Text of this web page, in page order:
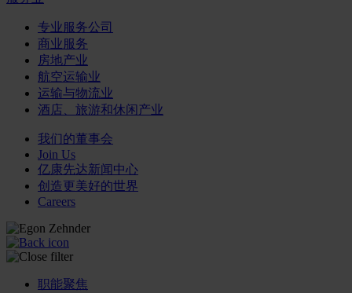
专业服务公司
商业服务
房地产业
航空运输业
运输与物流业
酒店、旅游和休闲产业
我们的董事会
Join Us
亿康先达新闻中心
创造更美好的世界
Careers
职能聚焦